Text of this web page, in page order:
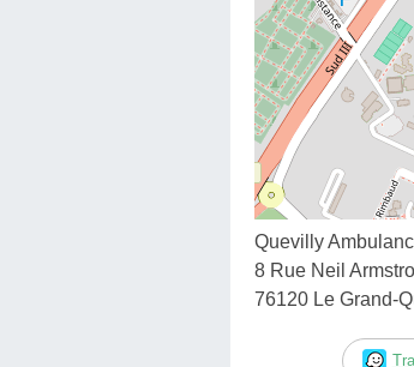
Quevilly
8 Rue Neil
76120 Le Grand-